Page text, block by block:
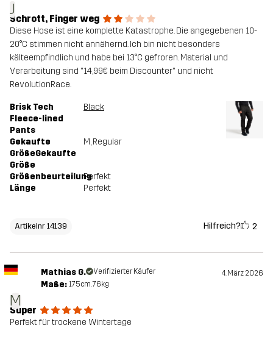
J
Schrott, Finger weg
Diese Hose ist eine komplette Katastrophe. Die angegebenen 10-
20°C stimmen nicht annähernd. Ich bin nicht besonders
kälteempfindlich und habe bei 13°C gefroren. Material und
Verarbeitung sind "14,99€ beim Discounter" und nicht
RevolutionRace.
Brisk Tech
Fleece-lined
Pants
Black
Gekaufte
GrößeGekaufte
Größe
M, Regular
GrößenbeurteilungPerfekt
Länge
Perfekt
Artikelnr 14139 Hilfreich? 2
M
Mathias G. Verifizierter Käufer 4. März 2026
Maße: 175cm, 76kg
Super
Perfekt für trockene Wintertage